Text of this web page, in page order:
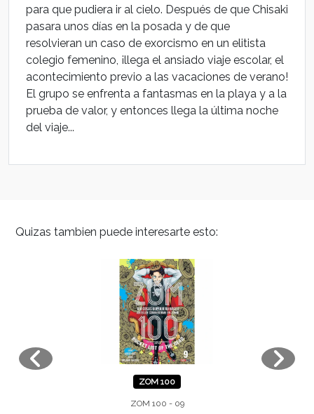
para que pudiera ir al cielo. Después de que Chisaki
pasara unos días en la posada y de que
resolvieran un caso de exorcismo en un elitista
colegio femenino, ¡llega el ansiado viaje escolar, el
acontecimiento previo a las vacaciones de verano!
El grupo se enfrenta a fantasmas en la playa y a la
prueba de valor, y entonces llega la última noche
del viaje...
Quizas tambien puede interesarte esto:
ZOM 100
ZOM 100 - 09